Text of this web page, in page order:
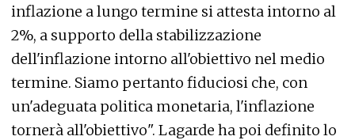
inflazione a lungo termine si attesta intorno al
2%, a supporto della stabilizzazione
dell'inflazione intorno all'obiettivo nel medio
termine. Siamo pertanto fiduciosi che, con
un'adeguata politica monetaria, l'inflazione
tornerà all'obiettivo". Lagarde ha poi definito lo